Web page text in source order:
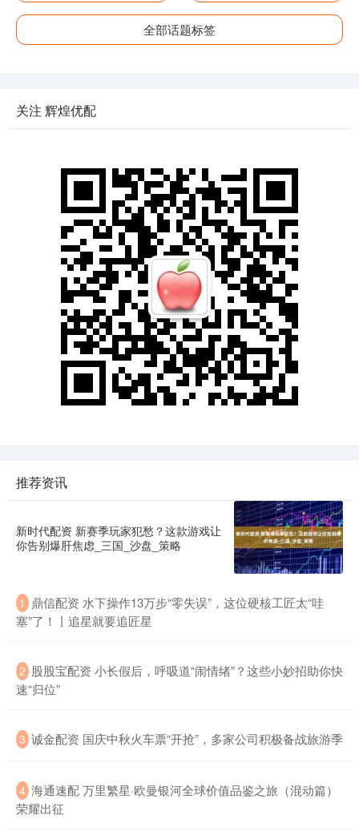
全部话题标签
关注 辉煌优配
推荐资讯
新时代配资 新赛季玩家犯愁？这款游戏让
你告别爆肝焦虑_三国_沙盘_策略
1 鼎信配资 水下操作13万步“零失误”，这位硬核工匠太“哇
塞”了！丨追星就要追匠星
2 股股宝配资 小长假后，呼吸道“闹情绪”？这些小妙招助你快
速“归位”
3 诚金配资 国庆中秋火车票“开抢”，多家公司积极备战旅游季
4 海通速配 万里繁星·欧曼银河全球价值品鉴之旅（混动篇）
荣耀出征